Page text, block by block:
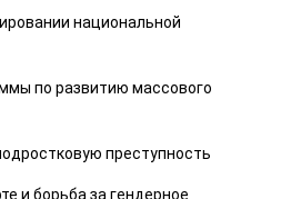
национальной
по развитию массового
преступность
и борьба за гендерное